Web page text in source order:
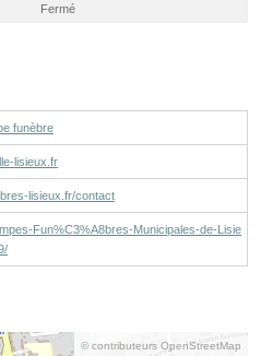
Fermé
funèbre
lisieux.fr
lisieux.fr/contact
Fun%C3%A8bres-Municipales-de-Lisie
© contributeurs OpenStreetMap